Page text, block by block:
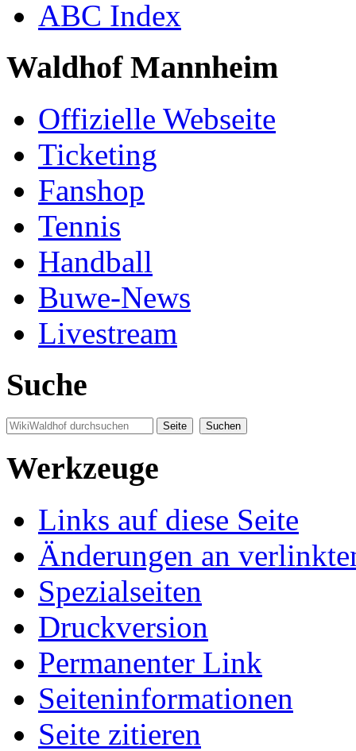
ABC Index
Waldhof Mannheim
Offizielle Webseite
Ticketing
Fanshop
Tennis
Handball
Buwe-News
Livestream
Suche
Werkzeuge
Links auf diese Seite
Änderungen an
Spezialseiten
Druckversion
Permanenter Link
Seiten­informationen
Seite zitieren